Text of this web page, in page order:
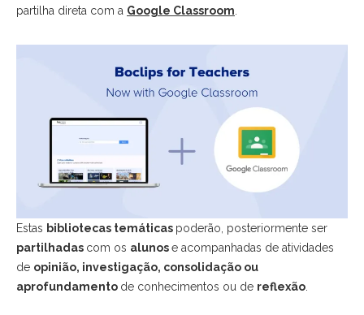
partilha direta com a Google Classroom
Estas bibliotecas temáticas poderão, posteriormente ser
partilhadas com os alunose acompanhadas de atividades
de opinião, investigação, consolidação ou
aprofundamento de conhecimentos ou de reflexão